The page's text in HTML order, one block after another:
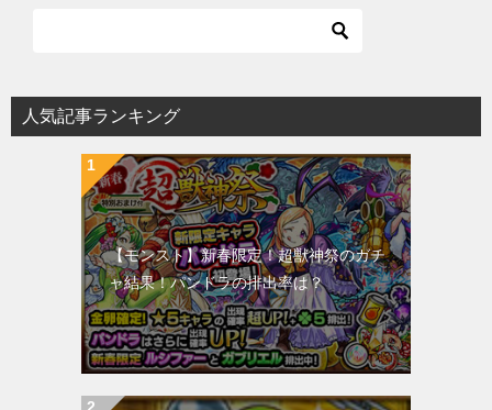
人気記事ランキング
【モンスト】新春限定！超獣神祭のガチ
ャ結果！パンドラの排出率は？